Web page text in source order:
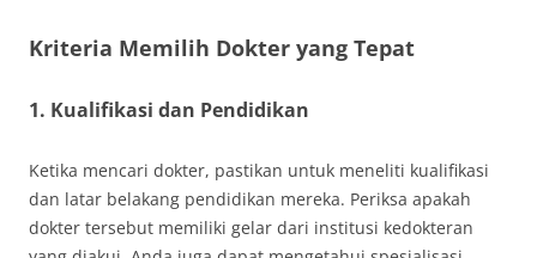
Kriteria Memilih Dokter yang Tepat
1. Kualifikasi dan Pendidikan
Ketika mencari dokter, pastikan untuk meneliti kualifikasi
dan latar belakang pendidikan mereka. Periksa apakah
dokter tersebut memiliki gelar dari institusi kedokteran